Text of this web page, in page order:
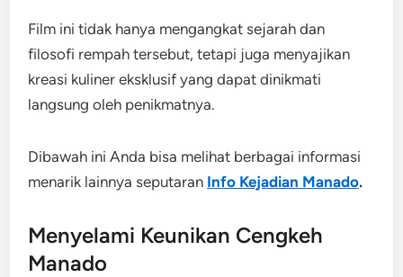
Film ini tidak hanya mengangkat sejarah dan
filosofi rempah tersebut, tetapi juga menyajikan
kreasi kuliner eksklusif yang dapat dinikmati
langsung oleh penikmatnya.
Dibawah ini Anda bisa melihat berbagai informasi
menarik lainnya seputaran Info Kejadian Manado.
Menyelami Keunikan Cengkeh
Manado